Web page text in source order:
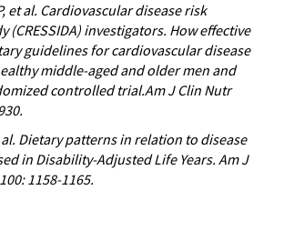
et al. Cardiovascular disease risk
(CRESSIDA) investigators. How effective
guidelines for cardiovascular disease
middle-aged and older men and
controlled trial.Am J Clin Nutr
al. Dietary patterns in relation to disease
in Disability-Adjusted Life Years. Am J
1158-1165.